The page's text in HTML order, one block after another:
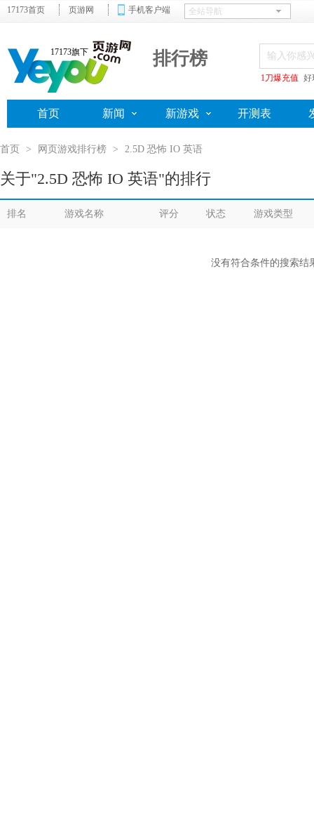
17173首页 页游网 手机客户端
17173旗下 排行榜
1刀爆充值 好
首页 新闻 新游戏 开测表
首页 > 网页游戏排行榜 > 2.5D 恐怖 IO 英语
关于"2.5D 恐怖 IO 英语"的排行
排名 游戏名称 评分 状态 游戏类型
没有符合条件的搜索结